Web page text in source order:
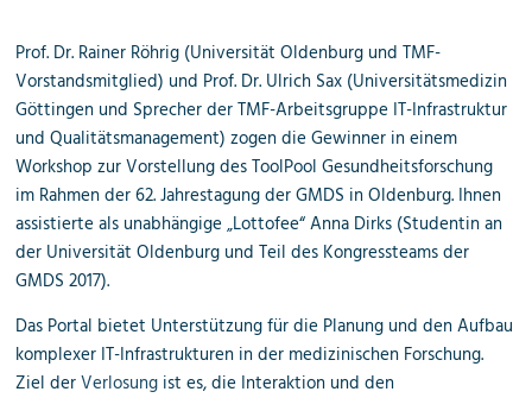
Prof. Dr. Rainer Röhrig (Universität Oldenburg und TMF-
Vorstandsmitglied) und Prof. Dr. Ulrich Sax (Universitätsmedizin
Göttingen und Sprecher der TMF-Arbeitsgruppe IT-Infrastruktur
und Qualitätsmanagement) zogen die Gewinner in einem
Workshop zur Vorstellung des ToolPool Gesundheitsforschung
im Rahmen der 62. Jahrestagung der GMDS in Oldenburg. Ihnen
assistierte als unabhängige „Lottofee“ Anna Dirks (Studentin an
der Universität Oldenburg und Teil des Kongressteams der
GMDS 2017).
Das Portal bietet Unterstützung für die Planung und den Aufbau
komplexer IT-Infrastrukturen in der medizinischen Forschung.
Ziel derVerlosung ist es, die Interaktion und den